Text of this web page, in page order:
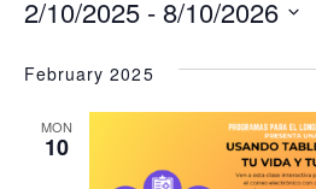
2/10/2025 - 8/10/2026
la
February 2025
MON
10